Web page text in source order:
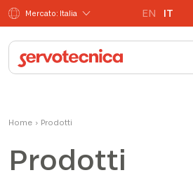
Mercato: Italia EN IT
Home › Prodotti
Prodotti